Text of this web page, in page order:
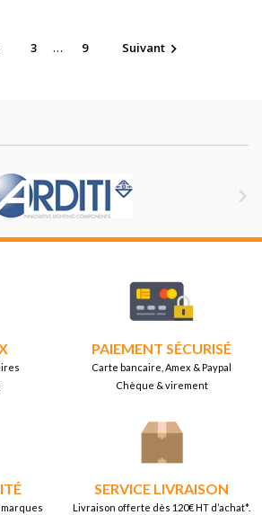
3 … 9 Suivant 

PAIEMENT SÉCURISÉ
Carte bancaire, Amex & Paypal
Chèque & virement
SERVICE LIVRAISON
Livraison offerte dès 120€ HT d’achat*.